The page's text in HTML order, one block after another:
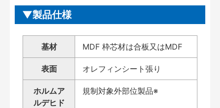
製品仕様
基材 MDF 枠芯材は合板又はMDF
表面 オレフィンシート張り
ホルムア
ルデヒド
規制対象外部位製品※